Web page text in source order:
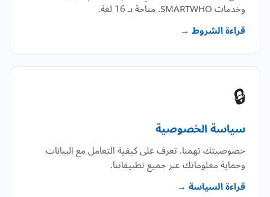
وخدمات SMARTWHO. متاحة بـ 16 لغة.
قراءة الشروط →
🔒
سياسة الخصوصية
خصوصيتك تهمنا. تعرف على كيفية التعامل مع البيانات
وحماية معلوماتك عبر جميع تطبيقاتنا.
قراءة السياسة →